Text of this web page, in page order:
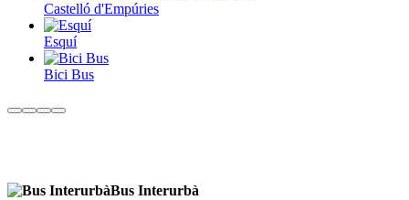
Castelló d'Empúries
Esquí
Bici Bus
Bus Interurbà